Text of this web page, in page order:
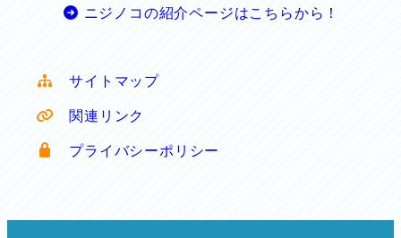
ニジノコの紹介ページはこちらから！
サイトマップ
関連リンク
プライバシーポリシー